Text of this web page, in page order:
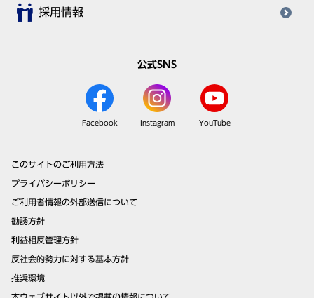
採用情報
公式SNS
Facebook Instagram YouTube
このサイトのご利用方法
プライバシーポリシー
ご利用者情報の外部送信について
勧誘方針
利益相反管理方針
反社会的勢力に対する基本方針
推奨環境